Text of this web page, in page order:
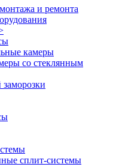
и ремонта
камеры
со стеклянным
сплит-системы